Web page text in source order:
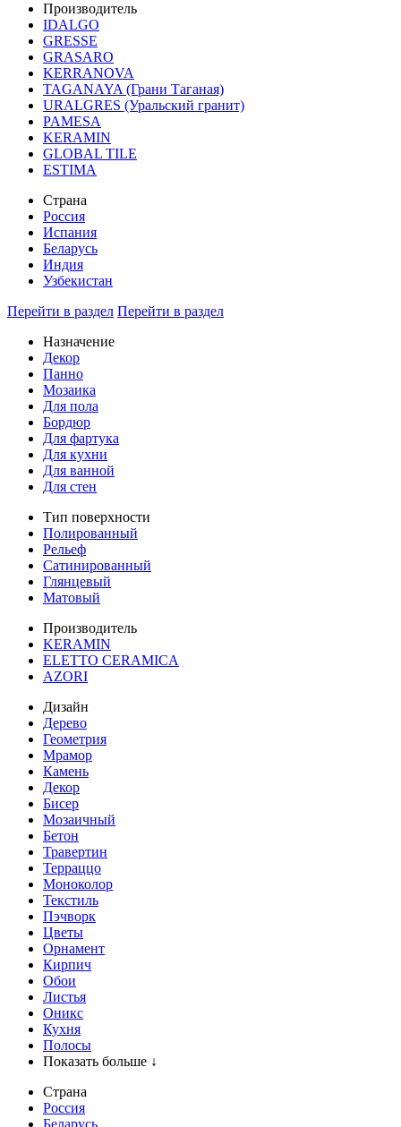
Производитель
IDALGO
GRESSE
GRASARO
KERRANOVA
TAGANAYA (Грани Таганая)
URALGRES (Уральский гранит)
PAMESA
KERAMIN
GLOBAL TILE
ESTIMA
Страна
Россия
Испания
Беларусь
Индия
Узбекистан
Перейти в раздел Перейти в раздел
Назначение
Декор
Панно
Мозаика
Для пола
Бордюр
Для фартука
Для кухни
Для ванной
Для стен
Тип поверхности
Полированный
Рельеф
Сатинированный
Глянцевый
Матовый
Производитель
KERAMIN
ELETTO CERAMICA
AZORI
Дизайн
Дерево
Геометрия
Мрамор
Камень
Декор
Бисер
Мозаичный
Бетон
Травертин
Терраццо
Моноколор
Текстиль
Пэчворк
Цветы
Орнамент
Кирпич
Обои
Листья
Оникс
Кухня
Полосы
Показать больше ↓
Страна
Россия
Беларусь